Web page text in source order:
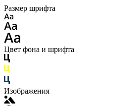
Размер шрифта
Цвет фона и шрифта
Изображения